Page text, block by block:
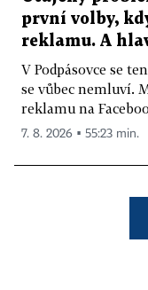
první volby,
reklamu. A
V Podpásovce se
se vůbec nemluví.
reklamu na
7. 8. 2026 ▪ 55:23 min.